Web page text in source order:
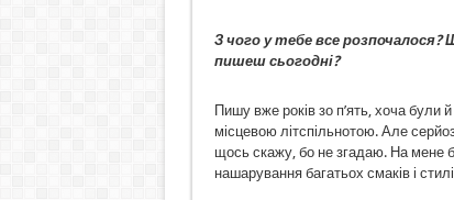
З чого у тебе все
пишеш сьогодні?
Пишу вже років зо п’ять, хоча були
місцевою літспільнотою. Але
щось скажу, бо не згадаю. На мене
нашарування багатьох смаків і